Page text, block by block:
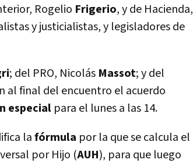
Rogelio Frigerio, y de Hacienda,
y justicialistas, y legisladores de
; del PRO, Nicolás Massot; y del
al final del encuentro el acuerdo
especial para el lunes a las 14.
lafórmula por la que se calcula el
por Hijo (AUH), para que luego